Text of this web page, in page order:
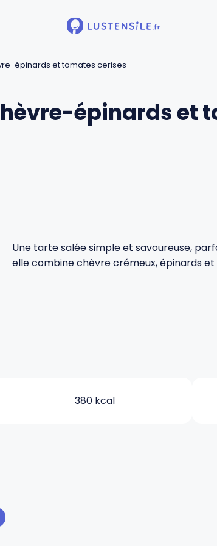
épinards et tomates cerises
épinards et
Une tarte salée simple et savoureuse,
elle combine chèvre crémeux, épinards
380 kcal